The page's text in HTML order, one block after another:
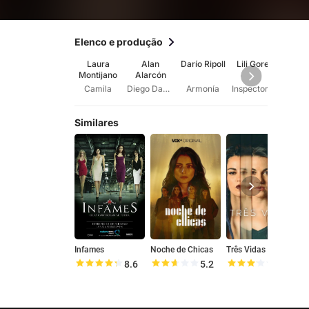
Elenco e produção
Laura
Montijano
Camila
Alan
Alarcón
Diego Dantés
Darío Ripoll
Armonía
Lili Gorett
Similares
Infames
8.6
Noche de Chicas
5.2
Três Vidas